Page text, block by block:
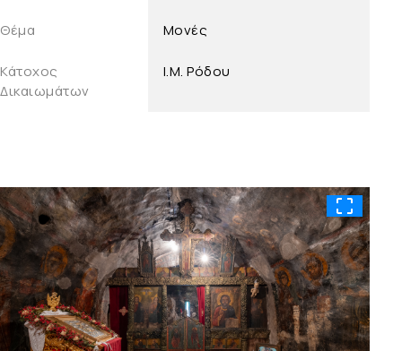
Θέμα Μονές
Κάτοχος
Δικαιωμάτων
Ι.Μ. Ρόδου